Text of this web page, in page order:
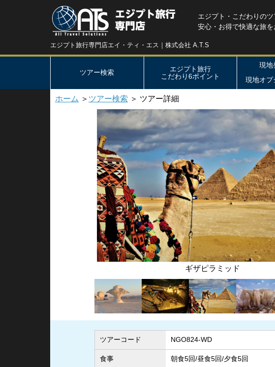
エジプト旅行専門店エイ・ティ・エス｜株式会社 A.T.S
エジプト・こだわりの
安心・お得で快適な旅
ツアー検索
エジプト旅行
こだわり6ポイント
現地
現地オプ
ホーム ＞ ツアー検索 ＞ ツアー詳細
クリスタル山
ツアーコード NGO824-WD
食事 朝食5回/昼食5回/夕食5回